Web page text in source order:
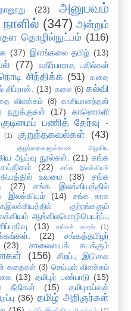
(23)
அனுபவம்
(347) அன்றும்
தொழில்நுட்பம் (116)
(37) இளங்கலை தமிழ் (13)
(77)
எதிர்பாராத பதில்கள்
சிந்திக்க (51) கதை
சிப்ரான். (13) கலை (6) கல்வி
விளக்கம் (8) காசியானந்தன்
நறுக்குகள் (17)
காணொளி
குடிமைப் பணித் தேர்வு -
(1) குறுந்தகவல்கள்
(43)
குழந்தைகளுக்கான அழகிய
ஆய்வு நூல்கள். (21) சங்க
(22)
சங்க இலக்கியச்
உவமை (38)
சங்க
(27)
சங்க இலக்கியத்தில்
இலக்கியம் (14)
சங்க கால
குற்றங்களும்
ஆங்கிலமொழிபெயர்ப்பு
(13) சங்கச் சாரல் (1)
(22)
சங்கத்தமிழர்
(23)
சாலையைக் கடக்கும்
(156)
சிறப்பு இடுகை
கதைகள் (3) செய்யுள் விளக்கம்
(13) தமிழர் பண்பாடு (15)
நீதிகள்
(15)
தமிழாய்வுக்
(36) தமிழ் அறிஞர்கள்